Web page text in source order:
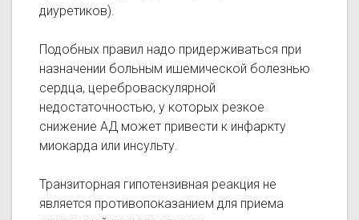
диуретиков).
Подобных правил надо придерживаться при
назначении больным ишемической болезнью
сердца, цереброваскулярной
недостаточностью, у которых резкое
снижение АД может привести к инфаркту
миокарда или инсульту.
Транзиторная гипотензивная реакция не
является противопоказанием для приема